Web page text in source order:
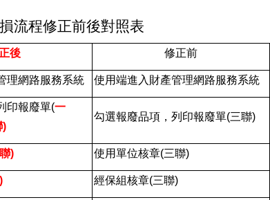
程修正前後對照表
後 修正前
理網路服務系統 使用端進入財產管理網路服務系統
印報廢單(一
)
勾選報廢品項，列印報廢單(三聯)
) 使用單位核章(三聯)
經保組核章(三聯)